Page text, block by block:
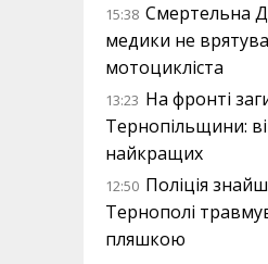
15:38 Смертельна
медики не
мотоцикліста
13:23 На фронті
Тернопільщини:
найкращих
12:50 Поліція
Тернополі
пляшкою